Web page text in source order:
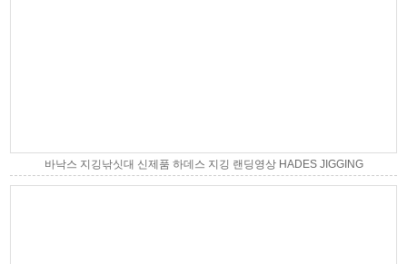
바낙스 지깅낚싯대 신제품 하데스 지깅 랜딩영상 HADES JIGGING